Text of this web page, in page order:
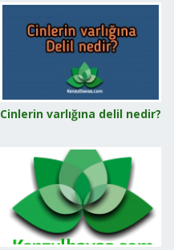
Cinlerin varlığına delil nedir?